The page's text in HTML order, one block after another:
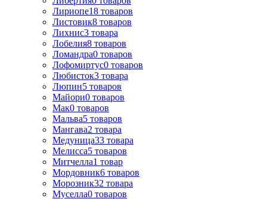
Лириопе18 товаров
Листовик8 товаров
Лихнис3 товара
Лобелия8 товаров
Ломандра0 товаров
Лофомиртус0 товаров
Любисток3 товара
Люпин5 товаров
Майори0 товаров
Мак0 товаров
Мальва5 товаров
Мангава2 товара
Медуница33 товара
Мелисса5 товаров
Митчелла1 товар
Мордовник6 товаров
Морозник32 товара
Муселла0 товаров